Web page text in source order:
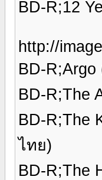
BD-R;12
http://
BD-
BD-R;The
BD-R;The
ไทย)
BD-R;The